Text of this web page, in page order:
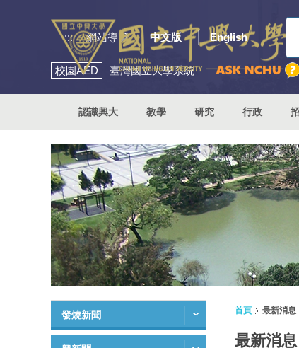
::: 網站導覽 中文版 English
校園AED 臺灣國立大學系統
認識興大 教學 研究 行政
發燒新聞 首頁 最新消息
最新消息